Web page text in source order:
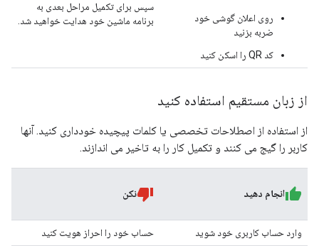
روی اعلان گوشی خود
ضربه بزنید
کد QR را اسکن کنید
سپس برای تکمیل مراحل بعدی به
برنامه ماشین خود هدایت خواهید شد.
از زبان مستقیم استفاده کنید
از استفاده از اصطلاحات تخصصی یا کلمات پیچیده خودداری کنید. آنها
کاربر را گیج می کنند و تکمیل کار را به تاخیر می اندازند.
انجام دهید نکن
وارد حساب کاربری خود شوید حساب خود را احراز هویت کنید